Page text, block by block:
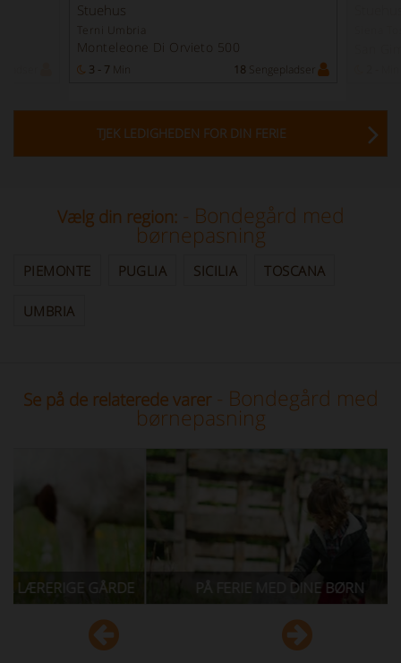
Stuehus
Terni Umbria
Monteleone Di Orvieto 500
3 - 7 Min 18 Sengepladser
TJEK LEDIGHEDEN FOR DIN FERIE
Vælg din region: - Bondegård med
børnepasning
PIEMONTE PUGLIA SICILIA TOSCANA
UMBRIA
Se på de relaterede varer- Bondegård med
børnepasning
GÅRDE PÅ FERIE MED DINE BØRN